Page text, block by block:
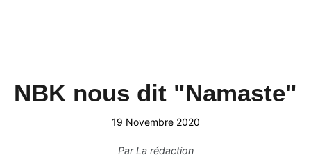
NBK nous dit "Namaste"
19 Novembre 2020
ParLa rédaction